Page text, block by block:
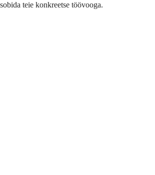
sobida teie konkreetse töövooga.